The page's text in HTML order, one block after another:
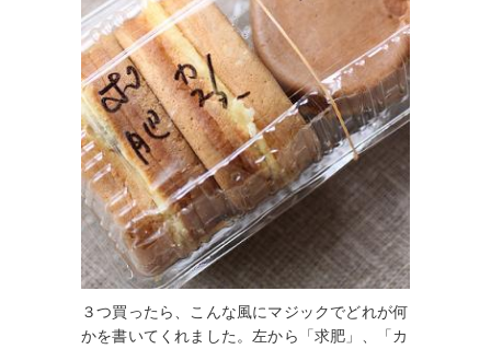
３つ買ったら、こんな風にマジックでどれが何
かを書いてくれました。左から「求肥」、「カ